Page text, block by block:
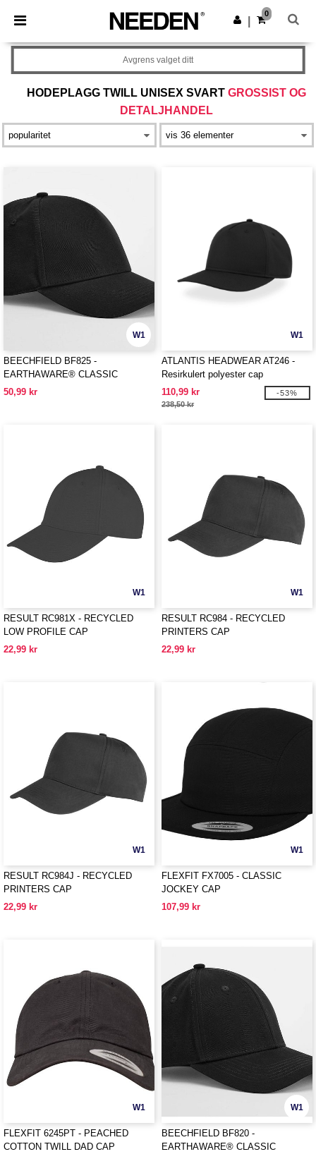
× Needen-app
Bedre priser i appen!
Last ned app
0
HODEPLAGG TWILL UNISEX SVART GROSSIST OG
DETALJHANDEL
Avgrens valget ditt
W1
BEECHFIELD BF825 -
EARTHAWARE® CLASSIC
ORGANIC COTTON 5 PANEL CAP
50,99 kr
W1
ATLANTIS HEADWEAR AT246 -
Resirkulert polyester cap
110,99 kr
238,50 kr
-53%
W1
RESULT RC981X - RECYCLED
LOW PROFILE CAP
22,99 kr
W1
RESULT RC984 - RECYCLED
PRINTERS CAP
22,99 kr
W1
RESULT RC984J - RECYCLED
PRINTERS CAP
22,99 kr
W1
FLEXFIT FX7005 - CLASSIC
JOCKEY CAP
107,99 kr
W1
FLEXFIT 6245PT - PEACHED
COTTON TWILL DAD CAP
W1
BEECHFIELD BF820 -
EARTHAWARE® CLASSIC